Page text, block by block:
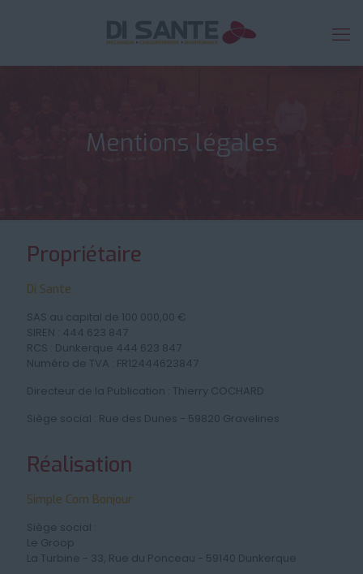
Mentions légales
Propriétaire
Di Sante
SAS au capital de 100 000,00 €
SIREN : 444 623 847
RCS : Dunkerque 444 623 847
Numéro de TVA : FR12444623847
Directeur de la Publication : Thierry COCHARD
Siège social : Rue des Dunes - 59820 Gravelines
Réalisation
Simple Com Bonjour
Siège social :
Le Groop
La Turbine - 33, Rue du Ponceau - 59140 Dunkerque